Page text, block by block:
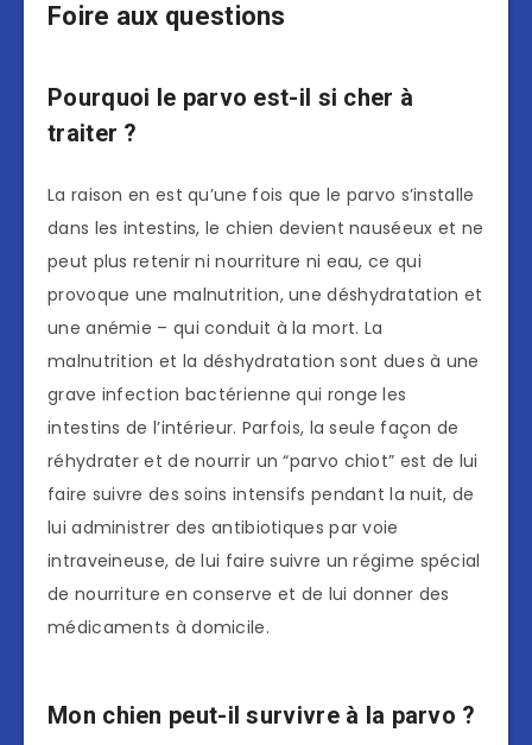
Foire aux questions
Pourquoi le parvo est-il si cher à
traiter ?
La raison en est qu’une fois que le parvo s’installe
dans les intestins, le chien devient nauséeux et ne
peut plus retenir ni nourriture ni eau, ce qui
provoque une malnutrition, une déshydratation et
une anémie – qui conduit à la mort. La
malnutrition et la déshydratation sont dues à une
grave infection bactérienne qui ronge les
intestins de l’intérieur. Parfois, la seule façon de
réhydrater et de nourrir un “parvo chiot” est de lui
faire suivre des soins intensifs pendant la nuit, de
lui administrer des antibiotiques par voie
intraveineuse, de lui faire suivre un régime spécial
de nourriture en conserve et de lui donner des
médicaments à domicile.
Mon chien peut-il survivre à la parvo ?